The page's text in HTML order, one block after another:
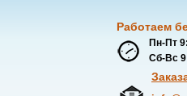
Работаем
Пн-Пт
Сб-Вс